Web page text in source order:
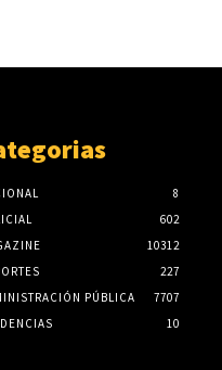
8
602
10312
227
PÚBLICA
7707
10